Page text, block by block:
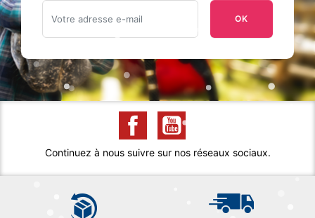
OK
Continuez à nous suivre sur nos réseaux sociaux.